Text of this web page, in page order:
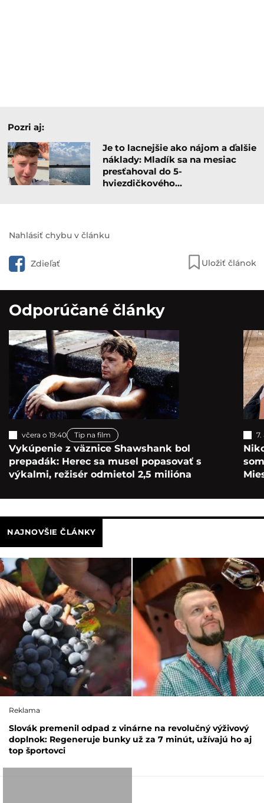
Pozri aj:
Je to lacnejšie ako nájom a ďalšie
náklady: Mladík sa na mesiac
presťahoval do 5-
hviezdičkového…
Nahlásiť chybu v článku
Zdieľať Uložiť článok
Odporúčané články
včera o 19:40 Tip na film
Vykúpenie z väznice Shawshank bol
prepadák: Herec sa musel popasovať s
výkalmi, režisér odmietol 2,5 milióna
NAJNOVŠIE ČLÁNKY
Reklama
Slovák premenil odpad z vinárne na revolučný výživový
doplnok: Regeneruje bunky už za 7 minút, užívajú ho aj
top športovci